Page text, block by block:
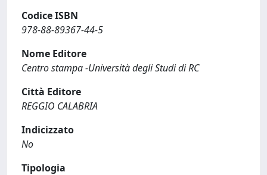
Codice ISBN
978-88-89367-44-5
Nome Editore
Centro stampa -Università degli Studi di RC
Città Editore
REGGIO CALABRIA
Indicizzato
No
Tipologia